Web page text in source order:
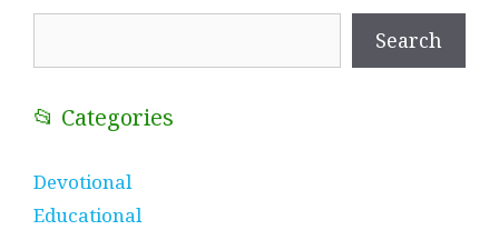
Search
📂 Categories
Devotional
Educational